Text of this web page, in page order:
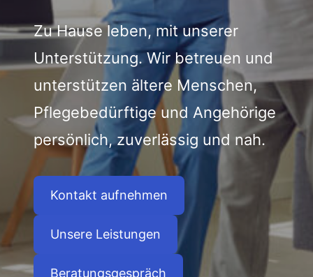
Zu Hause leben, mit unserer
Unterstützung. Wir betreuen und
unterstützen ältere Menschen,
Pflegebedürftige und Angehörige
persönlich, zuverlässig und nah.
Kontakt aufnehmen
Unsere Leistungen
Beratungsgespräch